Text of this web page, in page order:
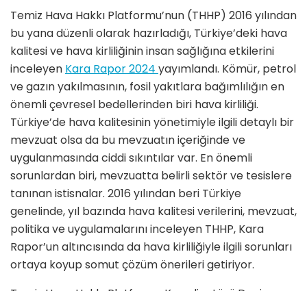
Temiz Hava Hakkı Platformu’nun (THHP) 2016 yılından
bu yana düzenli olarak hazırladığı, Türkiye’deki hava
kalitesi ve hava kirliliğinin insan sağlığına etkilerini
inceleyen Kara Rapor 2024 yayımlandı. Kömür, petrol
ve gazın yakılmasının, fosil yakıtlara bağımlılığın en
önemli çevresel bedellerinden biri hava kirliliği.
Türkiye’de hava kalitesinin yönetimiyle ilgili detaylı bir
mevzuat olsa da bu mevzuatın içeriğinde ve
uygulanmasında ciddi sıkıntılar var. En önemli
sorunlardan biri, mevzuatta belirli sektör ve tesislere
tanınan istisnalar. 2016 yılından beri Türkiye
genelinde, yıl bazında hava kalitesi verilerini, mevzuat,
politika ve uygulamalarını inceleyen THHP, Kara
Rapor’un altıncısında da hava kirliliğiyle ilgili sorunları
ortaya koyup somut çözüm önerileri getiriyor.